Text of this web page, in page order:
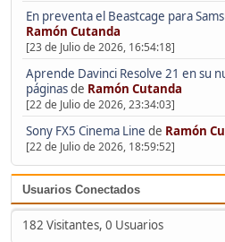
En preventa el Beastcage para
Ramón Cutanda
[23 de Julio de 2026, 16:54:18]
Aprende Davinci Resolve 21 en su
páginasde Ramón Cutanda
[22 de Julio de 2026, 23:34:03]
Sony FX5 Cinema Line de Ramón
[22 de Julio de 2026, 18:59:52]
Usuarios Conectados
182 Visitantes, 0 Usuarios